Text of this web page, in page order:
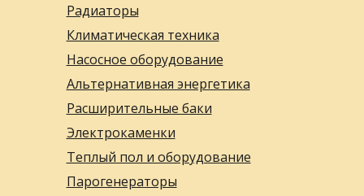
Радиаторы
Климатическая техника
Насосное оборудование
Альтернативная энергетика
Расширительные баки
Электрокаменки
Теплый пол и оборудование
Парогенераторы